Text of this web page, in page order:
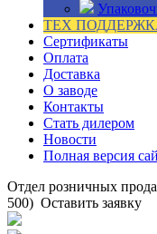
ТЕХ
Сертификаты
Оплата
Доставка
О заводе
Контакты
Стать дилером
Новости
Полная версия
Отдел розничных
500) Оставить заявку